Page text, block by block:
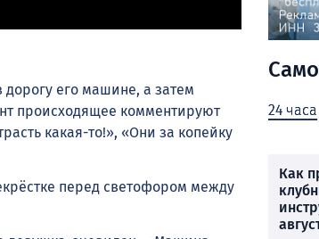
его машине, а затем
происходящее комментируют
какая-то!», «Они за копейку
перед светофором между
24 часа
Как